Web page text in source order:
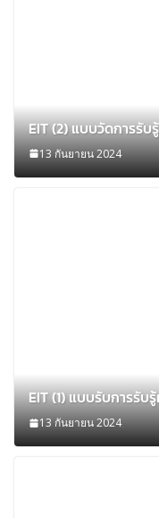
EIT (2) แบบวัดการรั
13 กันยายน 2024
EIT (1) แบบรับการรั
13 กันยายน 2024